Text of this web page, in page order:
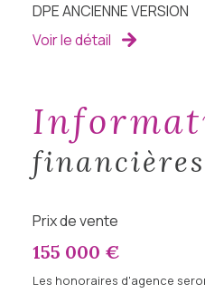
DPE ANCIENNE VERSION
Voir le détail
financières
Prix de vente
155 000 €
Les honoraires d'agence